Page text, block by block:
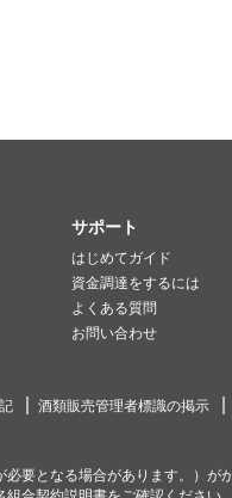
サポート
はじめてガイド
資金調達をするには
よくある質問
お問い合わせ
酒類販売管理者標識の掲示
要となる場合があります。）が